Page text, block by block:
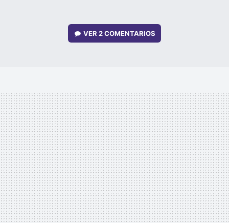
VER2 COMENTARIOS